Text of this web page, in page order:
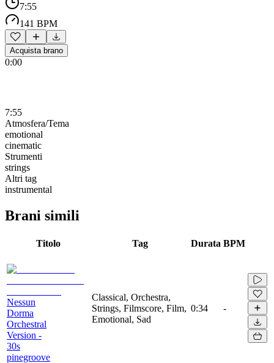
7:55
141 BPM
Acquista brano
0:00
7:55
Atmosfera/Tema
emotional
cinematic
Strumenti
strings
Altri tag
instrumental
Brani simili
Titolo Tag Durata BPM
Nessun
Dorma
Orchestral
Version -
30s
pinegroove
Classical, Orchestra,
Strings, Filmscore, Film,
Emotional, Sad
0:34 -